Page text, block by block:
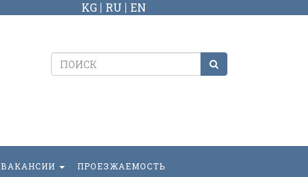
KG RU EN
ВАКАНСИИ ПРОЕЗЖАЕМОСТЬ